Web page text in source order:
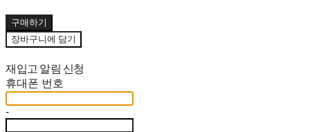
구매하기
장바구니에 담기
재입고 알림 신청
휴대폰 번호
-